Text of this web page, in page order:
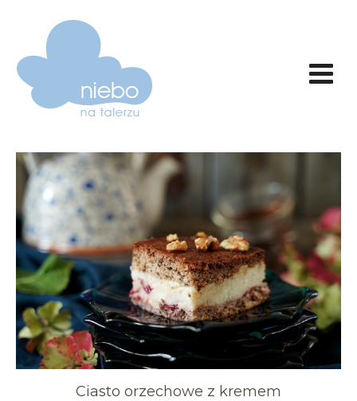
Ciasto orzechowe z kremem